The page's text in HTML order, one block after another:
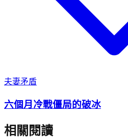
夫妻矛盾
六個月冷戰僵局的破冰
相關閱讀